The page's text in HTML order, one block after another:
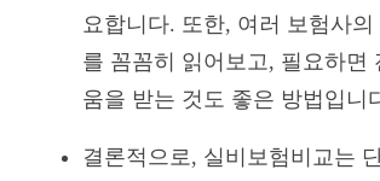
요합니다. 또한, 여러 보험사의
를 꼼꼼히 읽어보고, 필요하면
움을 받는 것도 좋은 방법입니
결론적으로, 실비보험비교는